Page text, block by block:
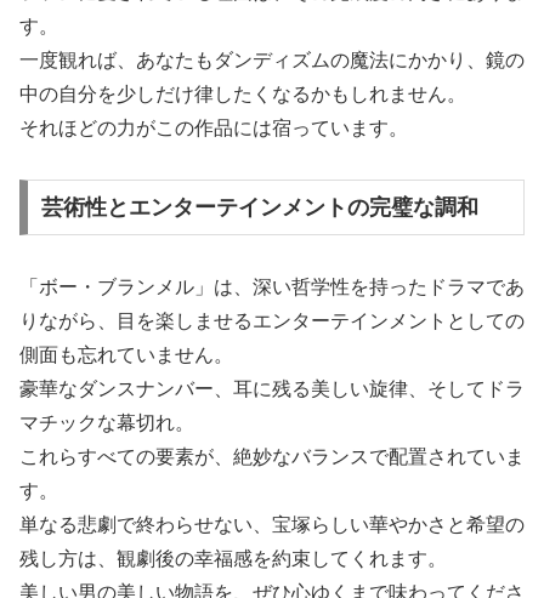
す。
一度観れば、あなたもダンディズムの魔法にかかり、鏡の
中の自分を少しだけ律したくなるかもしれません。
それほどの力がこの作品には宿っています。
芸術性とエンターテインメントの完璧な調和
「ボー・ブランメル」は、深い哲学性を持ったドラマであ
りながら、目を楽しませるエンターテインメントとしての
側面も忘れていません。
豪華なダンスナンバー、耳に残る美しい旋律、そしてドラ
マチックな幕切れ。
これらすべての要素が、絶妙なバランスで配置されていま
す。
単なる悲劇で終わらせない、宝塚らしい華やかさと希望の
残し方は、観劇後の幸福感を約束してくれます。
美しい男の美しい物語を、ぜひ心ゆくまで味わってくださ